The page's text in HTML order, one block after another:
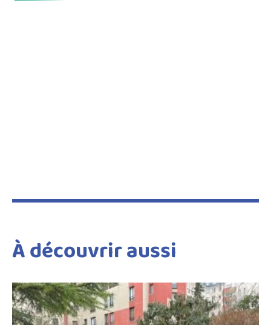
À découvrir aussi